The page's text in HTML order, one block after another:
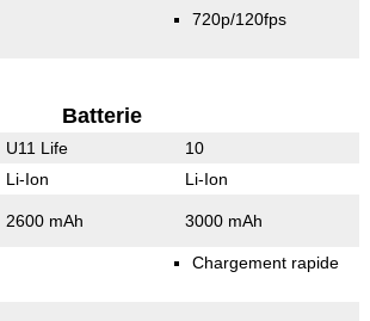
720p/120fps
Batterie
U11 Life 10
Li-Ion Li-Ion
2600 mAh 3000 mAh
Chargement rapide